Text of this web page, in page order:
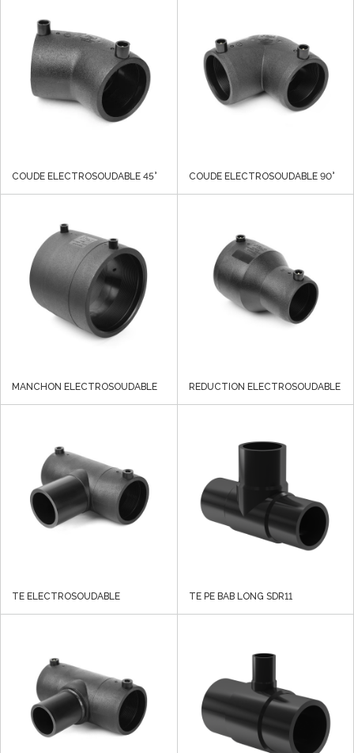
COUDE ELECTROSOUDABLE 45° COUDE ELECTROSOUDABLE 90°
MANCHON ELECTROSOUDABLE REDUCTION ELECTROSOUDABLE
TE ELECTROSOUDABLE TE PE BAB LONG SDR11